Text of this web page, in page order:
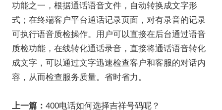
功能之一，根据通话语音文件，自动转换成文字形
式；在终端客户平台通话记录页面，对有录音的记录
可执行语音质检操作。用户可以直接在后台通过语音
质检功能，在线转化通话录音，直接将通话语音转化
成文字，可以通过文字迅速检查客户和客服的对话内
容，从而检查服务质量。省时省力。
上一篇： 400电话如何选择吉祥号码呢？